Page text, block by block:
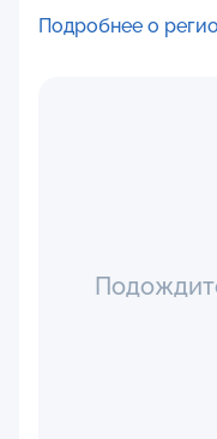
Подробнее о